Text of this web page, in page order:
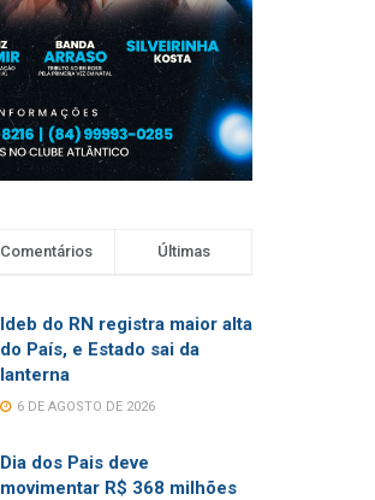
Comentários Últimas
Ideb do RN registra maior alta
do País, e Estado sai da
lanterna
6 DE AGOSTO DE 2026
Dia dos Pais deve
movimentar R$ 368 milhões